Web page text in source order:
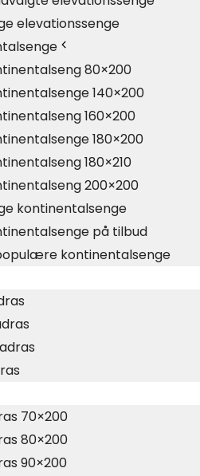
elevationssenge
80×200
140×200
160×200
180×200
180×210
200×200
kontinentalsenge
på tilbud
kontinentalsenge
70×200
80×200
90×200